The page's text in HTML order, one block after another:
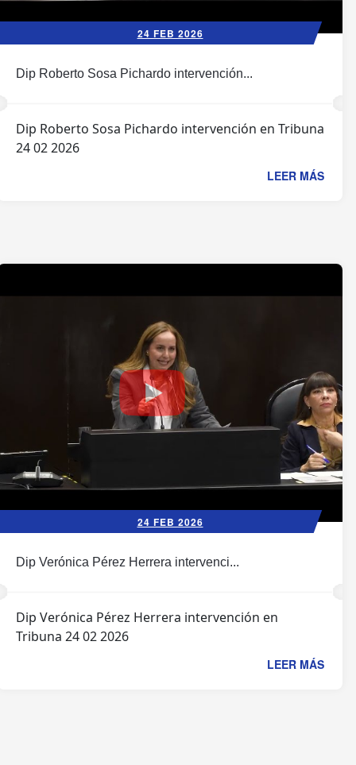
24 FEB 2026
Dip Roberto Sosa Pichardo intervención...
Dip Roberto Sosa Pichardo intervención en Tribuna
24 02 2026
LEER MÁS
24 FEB 2026
Dip Verónica Pérez Herrera intervenci...
Dip Verónica Pérez Herrera intervención en
Tribuna 24 02 2026
LEER MÁS